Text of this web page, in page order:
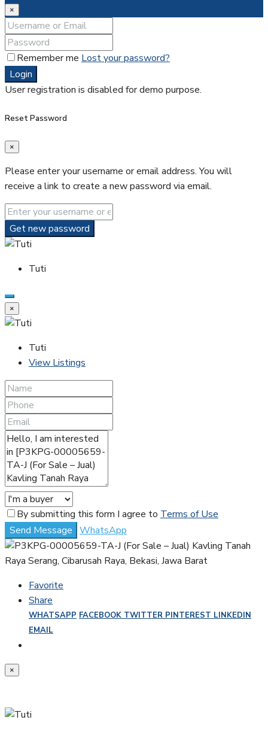
×
Remember me Lost your password?
Login
User registration is disabled for demo purpose.
Reset Password
×
Please enter your username or email address. You will
receive a link to create a new password via email.
Get new password
Tuti
×
Tuti
View Listings
By submitting this form I agree to Terms of Use
Send Message WhatsApp
Favorite
Share
WHATSAPP FACEBOOK TWITTER PINTEREST LINKEDIN
EMAIL
×